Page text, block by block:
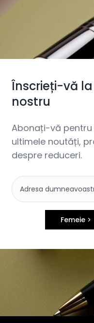
Înscrieți-vă
nostru
Abonați-vă
ultimele noutăți,
despre reduceri.
Femeie